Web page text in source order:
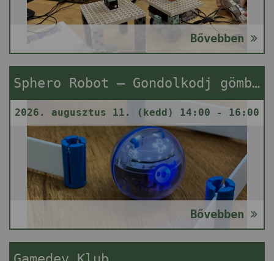
Bővebben
Sphero Robot – Gondolkodj gömbben!
2026. augusztus 11. (kedd) 14:00 - 16:00
Bővebben